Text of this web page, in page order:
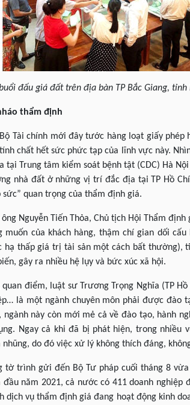
đấu giá đất trên địa bàn TP Bắc Giang, tỉnh
thẩm định
Tài chính mới đây tước hàng loạt giấy phép
chất hết sức phức tạp của lĩnh vực này.
tại Trung tâm kiểm soát bệnh tật (CDC) Hà
nhà đất ở những vị trí đắc địa tại TP Hồ
sức” quan trọng của thẩm định giá.
ông Nguyễn Tiến Thỏa, Chủ tịch Hội Thẩm
muốn của khách hàng, thậm chí gian dối
hạ thấp giá trị tài sản một cách bất thường),
gây ra nhiều hệ lụy và bức xúc xã hội.
quan điểm, luật sư Trương Trọng Nghĩa (TP
là một ngành chuyên môn phải được đào
ngành này còn mới mẻ cả về đào tạo, hành
Ngay cả khi đã bị phát hiện, trong
nhũng, do đó việc xử lý không thích đáng,
tờ trình gửi đến Bộ Tư pháp cuối tháng 8
đầu năm 2021, cả nước có 411 doanh nghiệp
dịch vụ thẩm định giá đang hoạt động kinh